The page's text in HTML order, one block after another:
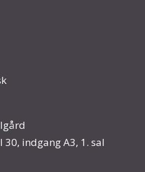
indgang A3, 1. sal